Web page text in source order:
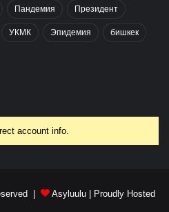
Пандемия Президент
УКМК Эпидемия бишкек
account info.
| Asyluulu | Proudly Hosted